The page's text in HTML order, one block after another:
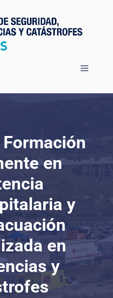
Menú
en
y
en
y